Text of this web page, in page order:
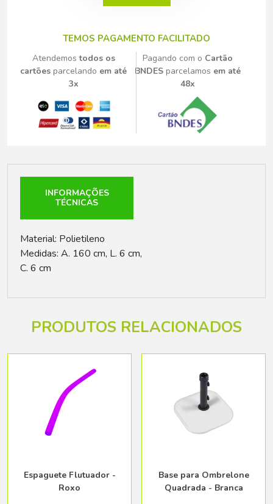
TEMOS PAGAMENTO FACILITADO
Atendemostodos os
cartões parcelando em até
3x
Pagando com o Cartão
BNDESparcelamos em até
48x
INFORMAÇÕES
TÉCNICAS
Material: Polietileno
Medidas: A. 160 cm, L. 6 cm,
C. 6 cm
PRODUTOS RELACIONADOS
Espaguete Flutuador -
Roxo
Base para Ombrelone
Quadrada - Branca